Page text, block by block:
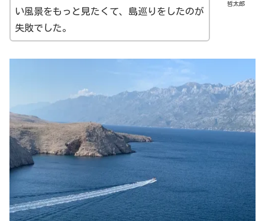
哲太郎
い風景をもっと見たくて、島巡りをしたのが
失敗でした。